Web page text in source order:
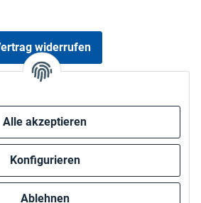
Alle akzeptieren
Konfigurieren
Ablehnen
widerrufen